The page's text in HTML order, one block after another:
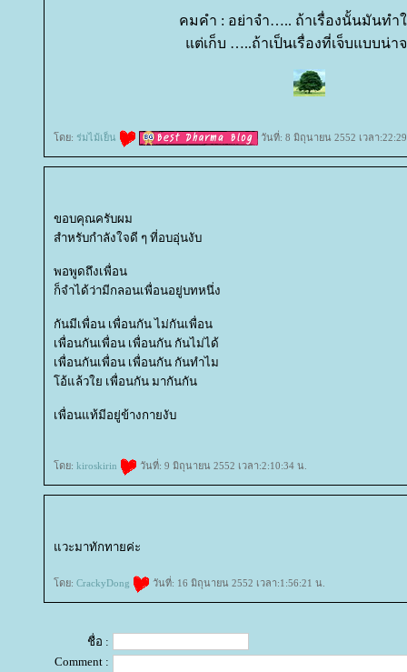
คมคำ : อย่าจำ….. ถ้าเรื่องนั้นมันทำ
ต่เก็บ …..ถ้าเป็นเรื่องที่เจ็บแบบน่า
ดย: ร่มไม้เย็น วันที่: 8 มิถุนายน 2552 เวลา
ขอบคุณครับผม
สำหรับกำลังใจดี ๆ ที่อบอุ่นงับ
พอพูดถึงเพื่อน
ก็จำได้ว่ามีกลอนเพื่อนอยู่บทหนึ่ง
กันมีเพื่อน เพื่อนกัน ไม่กันเพื่อน
เพื่อนกันเพื่อน เพื่อนกัน กันไม่ได้
เพื่อนกันเพื่อน เพื่อนกัน กันทำไม
อ้แล้วใย เพื่อนกัน มากันกัน
เพื่อนแท้มีอยู่ข้างกายงับ
ดย: kiroskirin วันที่: 9 มิถุนายน 2552 เวลา:2:10:34 น.
วะมาทักทายค่ะ
ดย: CrackyDong วันที่: 16 มิถุนายน 2552 เวลา:1:56:21 น.
ชื่อ :
Comment :